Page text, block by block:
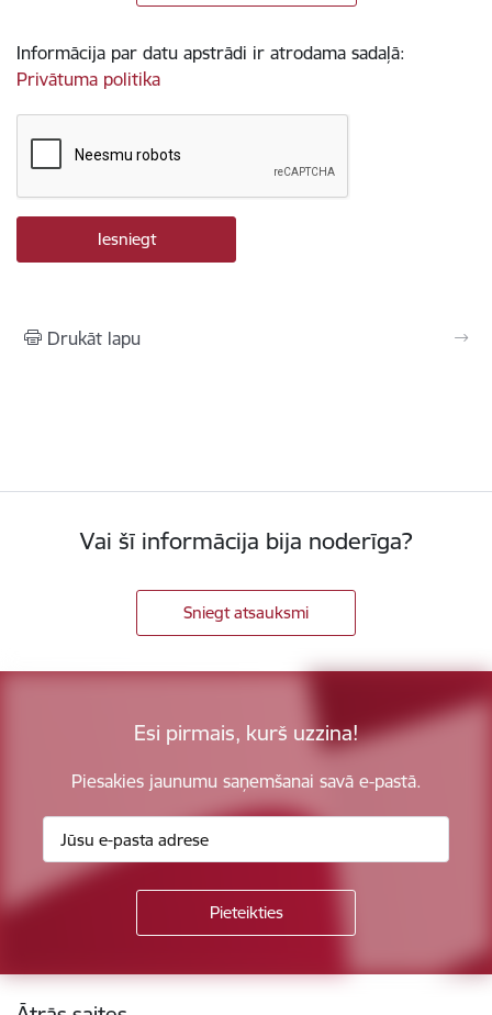
Informācija par datu apstrādi ir atrodama sadaļā:
Privātuma politika
Drukāt lapu
Vai šī informācija bija noderīga?
Sniegt atsauksmi
Esi pirmais, kurš uzzina!
Piesakies jaunumu saņemšanai savā e-pastā.
Kājene